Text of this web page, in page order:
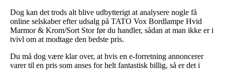
Dog kan det trods alt blive udbytterigt at analysere nogle få
online selskaber efter udsalg på TATO Vox Bordlampe Hvid
Marmor & Krom/Sort Stor før du handler, sådan at man ikke er i
tvivl om at modtage den bedste pris.
Du må dog være klar over, at hvis en e-forretning annoncerer
varer til en pris som anses for helt fantastisk billig, så er det i